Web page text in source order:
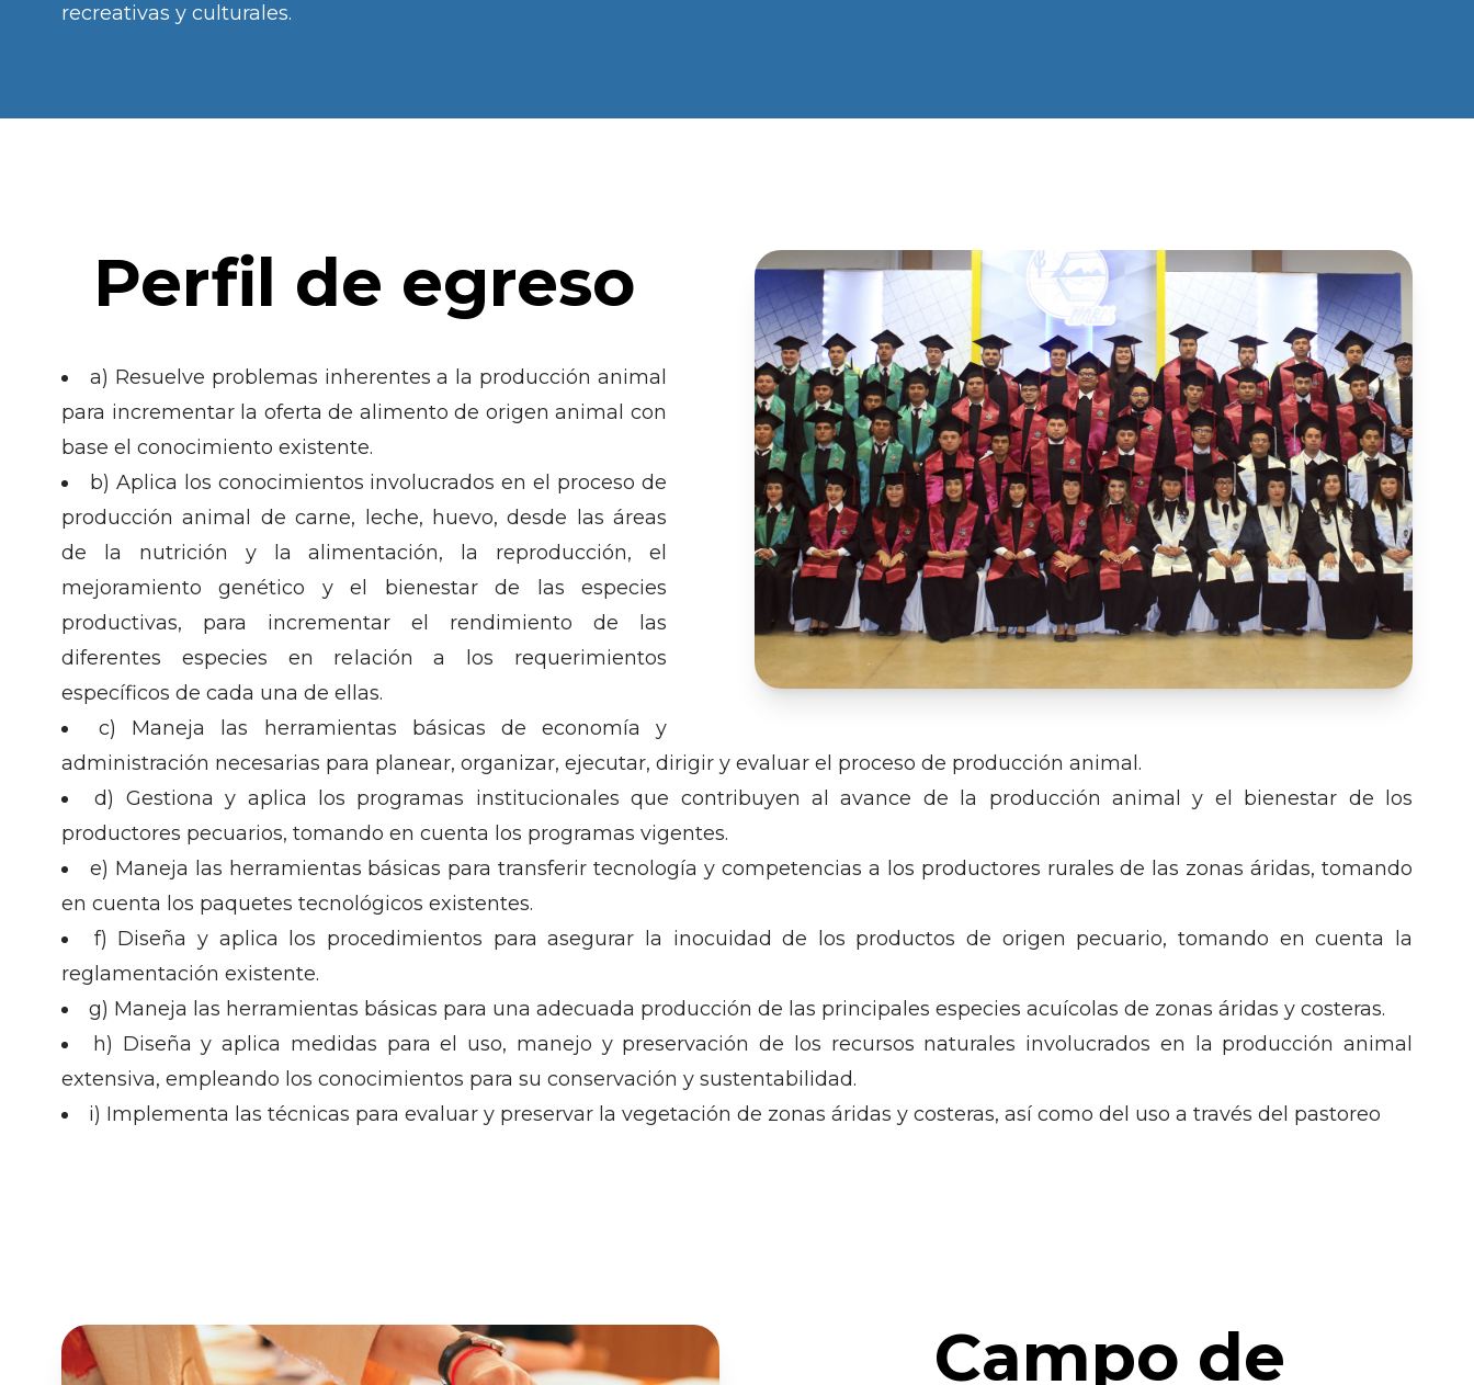
recreativas y culturales.
Perfil de egreso
a) Resuelve problemas inherentes a la producción animal
para incrementar la oferta de alimento de origen animal con
base el conocimiento existente.
b) Aplica los conocimientos involucrados en el proceso de
producción animal de carne, leche, huevo, desde las áreas
de la nutrición y la alimentación, la reproducción, el
mejoramiento genético y el bienestar de las especies
productivas, para incrementar el rendimiento de las
diferentes especies en relación a los requerimientos
específicos de cada una de ellas.
c) Maneja las herramientas básicas de economía y
administración necesarias para planear, organizar, ejecutar, dirigir y evaluar el proceso de producción animal.
d) Gestiona y aplica los programas institucionales que contribuyen al avance de la producción animal y el bienestar de los
productores pecuarios, tomando en cuenta los programas vigentes.
e) Maneja las herramientas básicas para transferir tecnología y competencias a los productores rurales de las zonas áridas, tomando
en cuenta los paquetes tecnológicos existentes.
f) Diseña y aplica los procedimientos para asegurar la inocuidad de los productos de origen pecuario, tomando en cuenta la
reglamentación existente.
g) Maneja las herramientas básicas para una adecuada producción de las principales especies acuícolas de zonas áridas y costeras.
h) Diseña y aplica medidas para el uso, manejo y preservación de los recursos naturales involucrados en la producción animal
extensiva, empleando los conocimientos para su conservación y sustentabilidad.
i) Implementa las técnicas para evaluar y preservar la vegetación de zonas áridas y costeras, así como del uso a través del pastoreo
Campo de